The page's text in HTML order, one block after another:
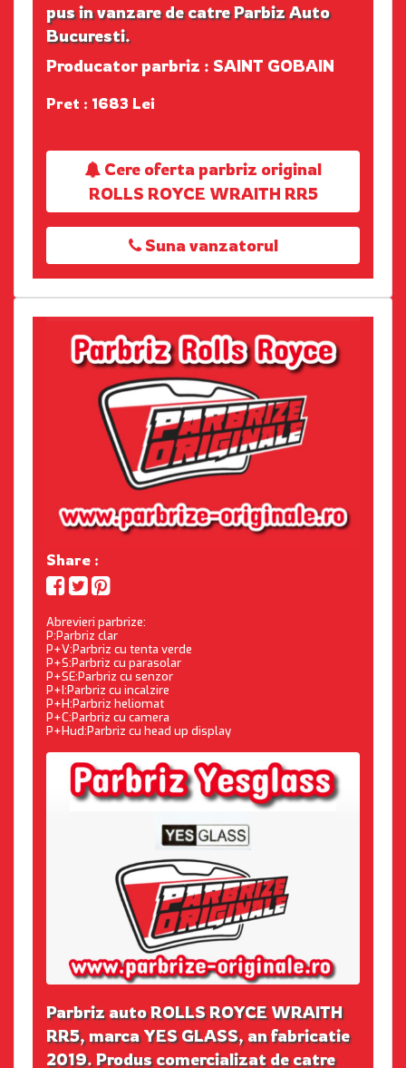
pus in vanzare de catre Parbiz Auto
Bucuresti.
Producator parbriz : SAINT GOBAIN
Pret : 1683 Lei
Cere oferta parbriz original
ROLLS ROYCE WRAITH RR5
Suna vanzatorul
Share :
Abrevieri parbrize:
P:Parbriz clar
P+V:Parbriz cu tenta verde
P+S:Parbriz cu parasolar
P+SE:Parbriz cu senzor
P+I:Parbriz cu incalzire
P+H:Parbriz heliomat
P+C:Parbriz cu camera
P+Hud:Parbriz cu head up display
Parbriz auto ROLLS ROYCE WRAITH
RR5, marca YES GLASS, an fabricatie
2019. Produs comercializat de catre